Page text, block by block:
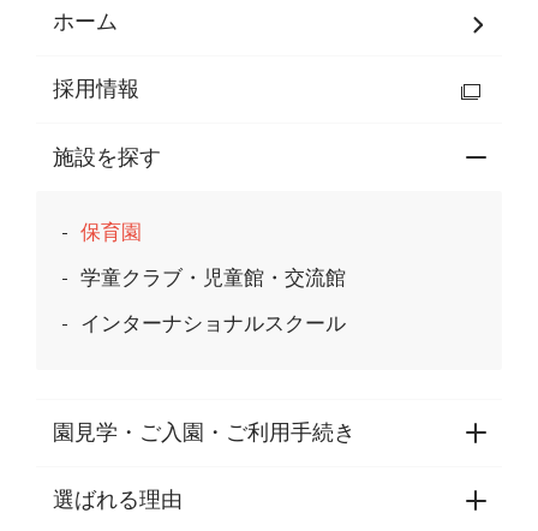
ホーム
採用情報
施設を探す
保育園
学童クラブ・児童館・交流館
インターナショナルスクール
園見学・ご入園・ご利用手続き
園見学・ご入園・ご利用手続き
選ばれる理由